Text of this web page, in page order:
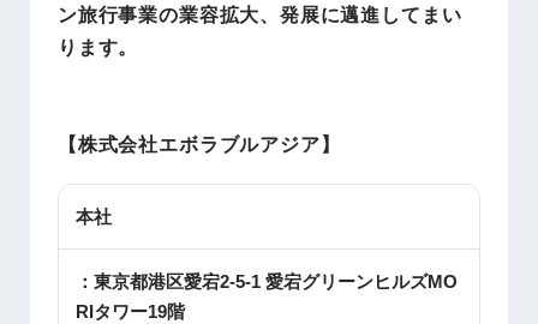
ン旅行事業の業容拡大、発展に邁進してまい
ります。
【株式会社エボラブルアジア】
本社
：東京都港区愛宕2-5-1 愛宕グリーンヒルズMO
RIタワー19階